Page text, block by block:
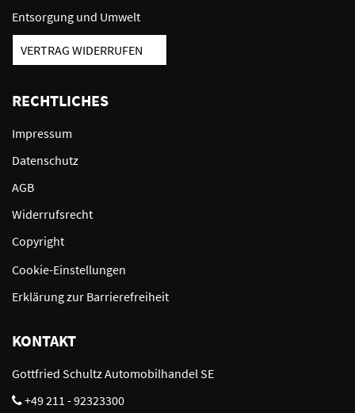
Entsorgung und Umwelt
VERTRAG WIDERRUFEN
RECHTLICHES
Impressum
Datenschutz
AGB
Widerrufsrecht
Copyright
Cookie-Einstellungen
Erklärung zur Barrierefreiheit
KONTAKT
Gottfried Schultz Automobilhandel SE
+49 211 - 92323300